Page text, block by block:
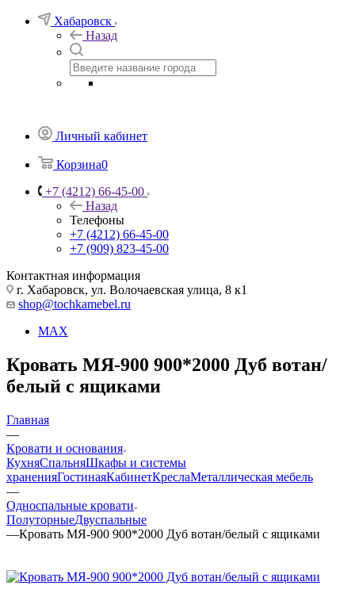
Хабаровск
Назад
Личный кабинет
Корзина0
+7 (4212) 66-45-00
Назад
Телефоны
+7 (4212) 66-45-00
+7 (909) 823-45-00
Контактная информация
г. Хабаровск, ул. Волочаевская улица, 8 к1
shop@tochkamebel.ru
MAX
Кровать МЯ-900 900*2000 Дуб вотан/
белый с ящиками
Главная
—
Кровати и основания
КухняСпальняШкафы и системы
храненияГостинаяКабинетКреслаМеталлическая мебель
—
Односпальные кровати
ПолуторныеДвуспальные
—Кровать МЯ-900 900*2000 Дуб вотан/белый с ящиками